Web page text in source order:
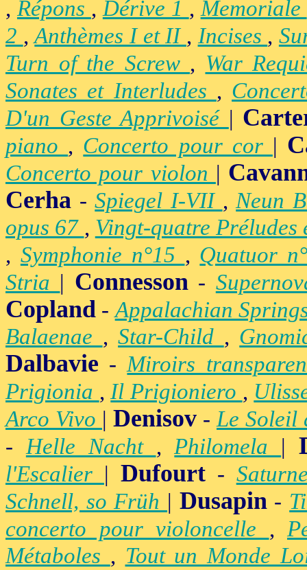
, Répons ,Dérive 1 ,Memoriale
2 ,Anthèmes I et II , Incises ,
Turn of the Screw , War
Sonates et Interludes ,
D'un Geste Apprivoisé |
piano , Concerto pour cor |
Concerto pour violon |
Cerha -Spiegel I-VII ,Neun
opus 67 , Vingt-quatre Préludes
, Symphonie n°15 , Quatuor
Stria | Connesson-
Copland -Appalachian
Balaenae ,Star-Child ,
Dalbavie -Miroirs
Prigionia ,Il Prigioniero ,
Arco Vivo | Denisov -Le Soleil
-Helle Nacht ,Philomela |
l'Escalier | Dufourt-
Schnell, so Früh | Dusapin-
concerto pour violoncelle ,
Métaboles , Tout un Monde